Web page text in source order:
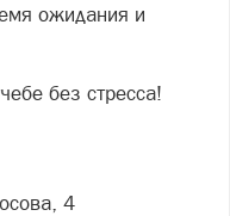
ожидания и
без стресса!
4